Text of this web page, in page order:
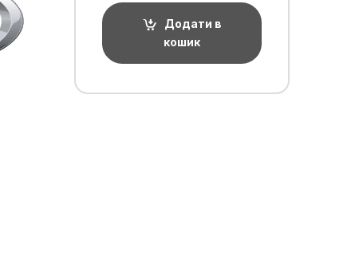
Додати в
кошик